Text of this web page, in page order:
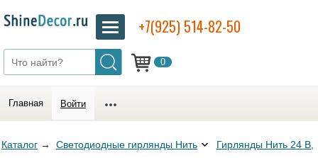
0
+7(925) 514-82-50
Главная Войти
Каталог → Светодиодные гирлянды Нить
Гирлянды Нить 24 В,